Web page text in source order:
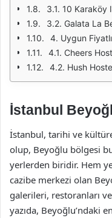
3.1. 10 Karaköy
3.2. Galata La
4. Uygun
4.1. Cheers
4.2. Hush
İstanbul
İstanbul, tarihi ve
olup, Beyoğlu bölgesi
yerlerden biridir. Hem
cazibe merkezi olan
galerileri, restoranları
yazıda, Beyoğlu’ndaki